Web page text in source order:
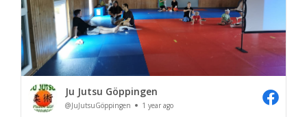
Ju Jutsu Göppingen
@JuJutsuGöppingen 1 year ago